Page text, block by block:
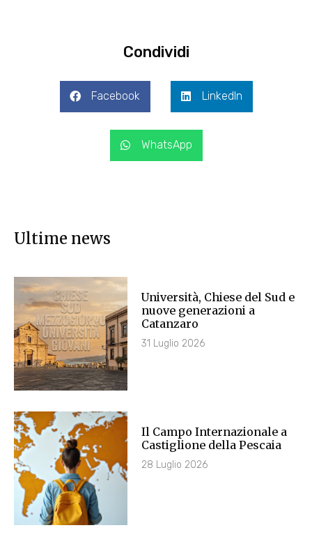
Condividi
Facebook LinkedIn
WhatsApp
Ultime news
Università, Chiese del Sud e
nuove generazioni a
Catanzaro
31 Luglio 2026
Il Campo Internazionale a
Castiglione della Pescaia
28 Luglio 2026